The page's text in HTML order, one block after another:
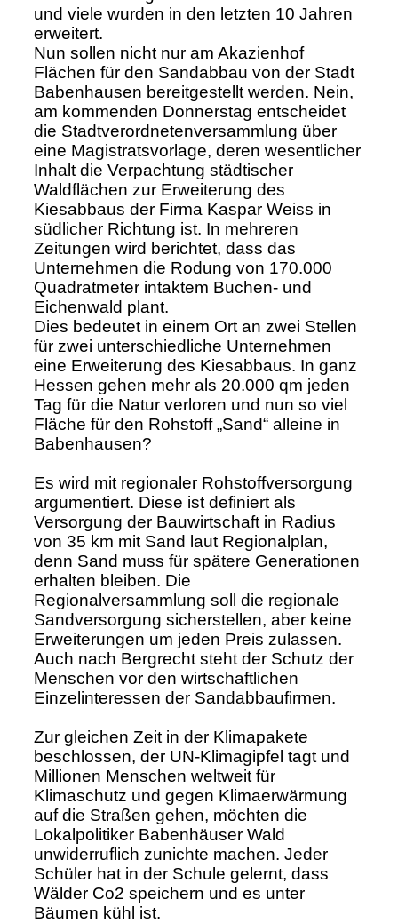
und viele wurden in den letzten 10 Jahren
erweitert.
Nun sollen nicht nur am Akazienhof
Flächen für den Sandabbau von der Stadt
Babenhausen bereitgestellt werden. Nein,
am kommenden Donnerstag entscheidet
die Stadtverordnetenversammlung über
eine Magistratsvorlage, deren wesentlicher
Inhalt die Verpachtung städtischer
Waldflächen zur Erweiterung des
Kiesabbaus der Firma Kaspar Weiss in
südlicher Richtung ist. In mehreren
Zeitungen wird berichtet, dass das
Unternehmen die Rodung von 170.000
Quadratmeter intaktem Buchen- und
Eichenwald plant.
Dies bedeutet in einem Ort an zwei Stellen
für zwei unterschiedliche Unternehmen
eine Erweiterung des Kiesabbaus. In ganz
Hessen gehen mehr als 20.000 qm jeden
Tag für die Natur verloren und nun so viel
Fläche für den Rohstoff „Sand“ alleine in
Babenhausen?
Es wird mit regionaler Rohstoffversorgung
argumentiert. Diese ist definiert als
Versorgung der Bauwirtschaft in Radius
von 35 km mit Sand laut Regionalplan,
denn Sand muss für spätere Generationen
erhalten bleiben. Die
Regionalversammlung soll die regionale
Sandversorgung sicherstellen, aber keine
Erweiterungen um jeden Preis zulassen.
Auch nach Bergrecht steht der Schutz der
Menschen vor den wirtschaftlichen
Einzelinteressen der Sandabbaufirmen.
Zur gleichen Zeit in der Klimapakete
beschlossen, der UN-Klimagipfel tagt und
Millionen Menschen weltweit für
Klimaschutz und gegen Klimaerwärmung
auf die Straßen gehen, möchten die
Lokalpolitiker Babenhäuser Wald
unwiderruflich zunichte machen. Jeder
Schüler hat in der Schule gelernt, dass
Wälder Co2 speichern und es unter
Bäumen kühl ist.